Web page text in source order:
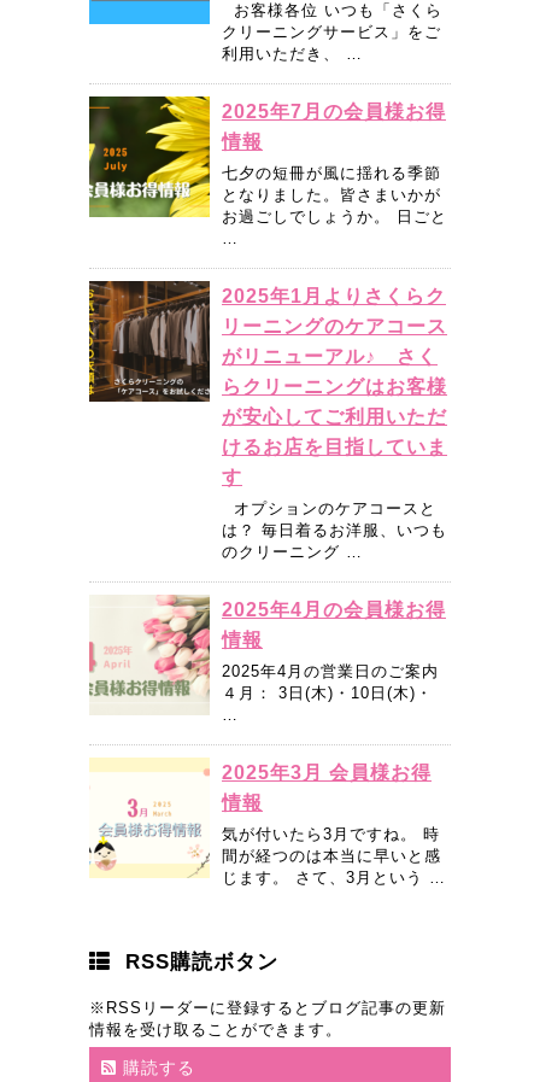
お客様各位 いつも「さくら
クリーニングサービス」をご
利用いただき、 …
2025年7月の会員様お得
情報
七夕の短冊が風に揺れる季節
となりました。皆さまいかが
お過ごしでしょうか。 日ごと
2025年1月よりさくらク
リーニングのケアコース
がリニューアル♪ さく
らクリーニングはお客様
が安心してご利用いただ
けるお店を目指していま
す
オプションのケアコースと
は？ 毎日着るお洋服、いつも
のクリーニング …
2025年4月の会員様お得
情報
2025年4月の営業日のご案内
４月： 3日(木)・10日(木)・
2025年3月 会員様お得
情報
気が付いたら3月ですね。 時
間が経つのは本当に早いと感
じます。 さて、3月という …
RSS購読ボタン
※RSSリーダーに登録するとブログ記事の更新
情報を受け取ることができます。
購読する